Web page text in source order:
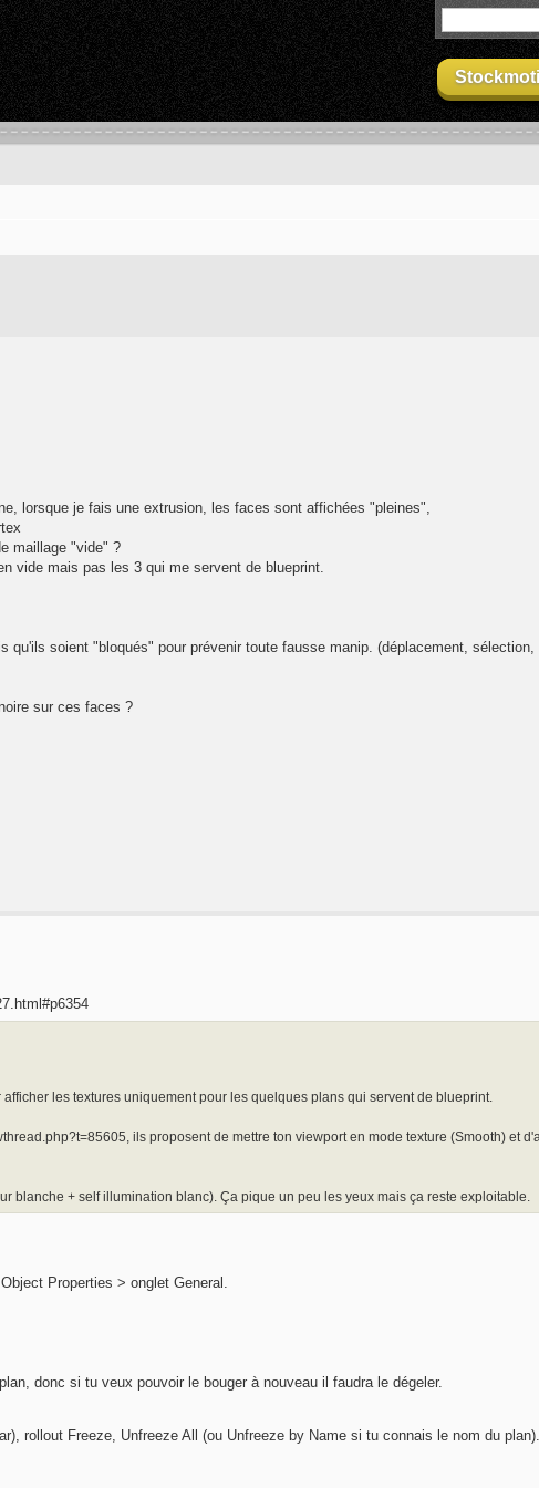
lorsque je fais une extrusion, les faces sont affichées "pleines",
maillage "vide" ?
vide mais pas les 3 qui me servent de blueprint.
qu'ils soient "bloqués" pour prévenir toute fausse manip. (déplacement,
sur ces faces ?
les textures uniquement pour les quelques plans qui servent de blueprint.
ils proposent de mettre ton viewport en mode texture (Smooth) et
blanche + self illumination blanc). Ça pique un peu les yeux mais ça reste exploitable.
Properties > onglet General.
donc si tu veux pouvoir le bouger à nouveau il faudra le dégeler.
rollout Freeze, Unfreeze All (ou Unfreeze by Name si tu connais le nom du plan).